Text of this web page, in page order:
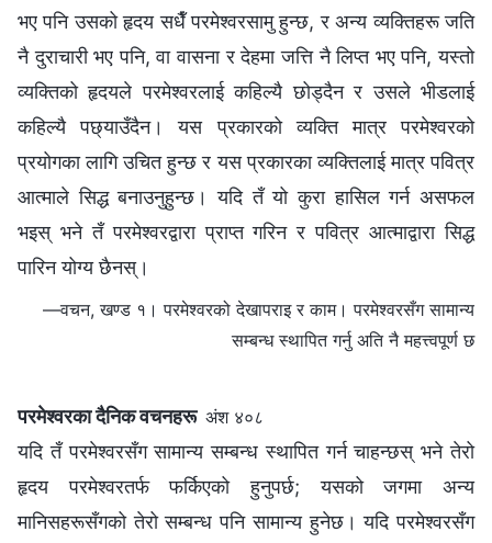
भए पनि उसको हृदय सधैँ परमेश्‍वरसामु हुन्छ, र अन्य व्यक्तिहरू जति
नै दुराचारी भए पनि, वा वासना र देहमा जत्ति नै लिप्त भए पनि, यस्तो
व्यक्तिको हृदयले परमेश्‍वरलाई कहिल्यै छोड्दैन र उसले भीडलाई
कहिल्यै पछ्याउँदैन। यस प्रकारको व्यक्ति मात्र परमेश्‍वरको
प्रयोगका लागि उचित हुन्छ र यस प्रकारका व्यक्तिलाई मात्र पवित्र
आत्माले सिद्ध बनाउनुहुन्छ। यदि तँ यो कुरा हासिल गर्न असफल
भइस् भने तँ परमेश्‍वरद्वारा प्राप्त गरिन र पवित्र आत्माद्वारा सिद्ध
पारिन योग्य छैनस्।
—वचन, खण्ड १। परमेश्‍वरको देखापराइ र काम। परमेश्‍वरसँग सामान्य
सम्बन्ध स्थापित गर्नु अति नै महत्त्वपूर्ण छ
परमेश्‍वरका दैनिक वचनहरू अंश ४०८
यदि तँ परमेश्‍वरसँग सामान्य सम्बन्ध स्थापित गर्न चाहन्छस् भने तेरो
हृदय परमेश्‍वरतर्फ फर्किएको हुनुपर्छ; यसको जगमा अन्य
मानिसहरूसँगको तेरो सम्बन्ध पनि सामान्य हुनेछ। यदि परमेश्‍वरसँग